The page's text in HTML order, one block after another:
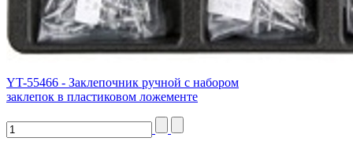
YT-55466 - Заклепочник ручной с набором
заклепок в пластиковом ложементе